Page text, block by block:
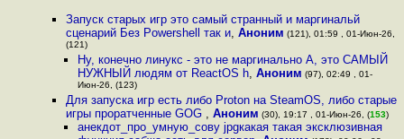
Запуск старых игр это самый странный и маргинальй
сценарий Без Powershell так и, Аноним (121), 01:59 , 01-Июн-26,
(121)
Ну, конечно линукс - это не маргинально А, это САМЫЙ
НУЖНЫЙ людям от ReactOS h, Аноним (97), 02:49 , 01-
Июн-26, (123)
Для запуска игр есть либо Proton на SteamOS, либо старые
игры проратченные GOG , Аноним (30), 19:17 , 01-Июн-26, (153)
анекдот_про_умную_сову jpgкакая такая эксклюзивная